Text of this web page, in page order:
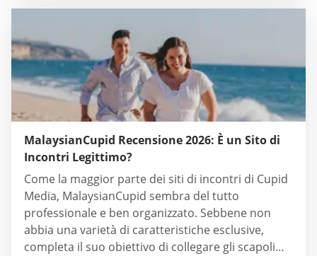
MalaysianCupid Recensione 2026: È un Sito di
Incontri Legittimo?
Come la maggior parte dei siti di incontri di Cupid
Media, MalaysianCupid sembra del tutto
professionale e ben organizzato. Sebbene non
abbia una varietà di caratteristiche esclusive,
completa il suo obiettivo di collegare gli scapoli